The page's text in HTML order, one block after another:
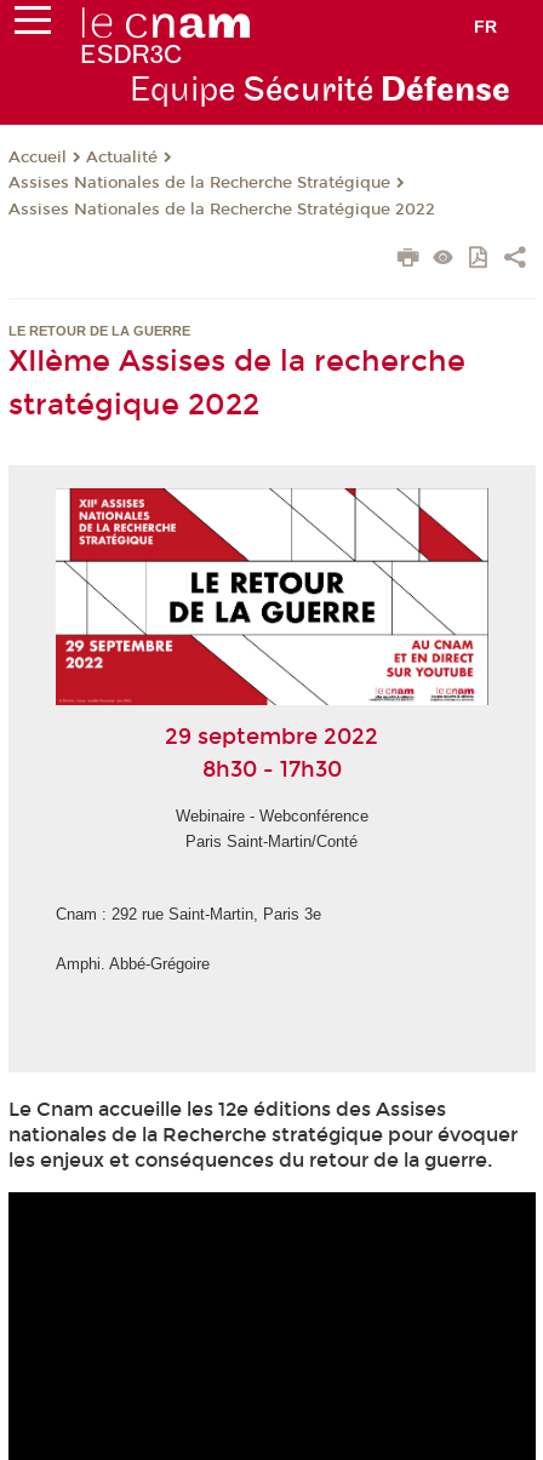
FR
Equipe Sécurité Défense
Accueil
Actualité
Assises Nationales de la Recherche Stratégique
Assises Nationales de la Recherche Stratégique 2022
LE RETOUR DE LA GUERRE
XIIème Assises de la recherche
stratégique 2022
29 septembre 2022
8h30 - 17h30
Webinaire - Webconférence
Paris Saint-Martin/Conté
Cnam : 292 rue Saint-Martin, Paris 3e
Amphi. Abbé-Grégoire
Le Cnam accueille les 12e éditions des Assises
nationales de la Recherche stratégique pour évoquer
les enjeux et conséquences du retour de la guerre.